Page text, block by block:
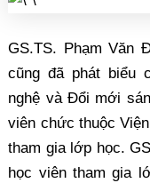
GS.TS. Phạm Văn
cũng đã phát biểu
nghệ và Đổi mới
viên chức thuộc
tham gia lớp học.
học viên tham gia